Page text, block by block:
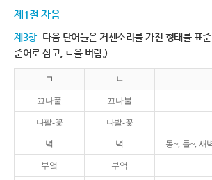
제1절 자음
제3항 다음 단어들은 거센소리를 가진 형태를 표
준어로 삼고, ㄴ을 버림.)
ㄱ ㄴ
끄나풀 끄나불
나팔-꽃 나발-꽃
녘 녁 동~, 들~, 새
부엌 부억